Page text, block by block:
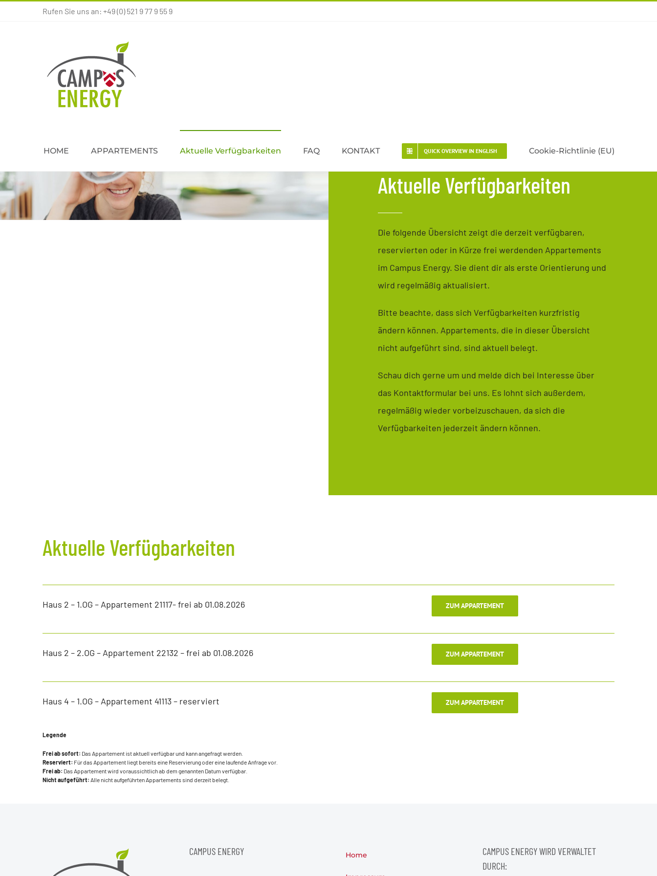
Rufen Sie uns an: +49 (0) 521 9 77 9 55 9
HOME APPARTEMENTS Aktuelle Verfügbarkeiten FAQ KONTAKT QUICK OVERVIEW IN ENGLISH Cookie-Richtlinie (EU)
Aktuelle Verfügbarkeiten
Die folgende Übersicht zeigt die derzeit verfügbaren,
reservierten oder in Kürze frei werdenden Appartements
im Campus Energy. Sie dient dir als erste Orientierung und
wird regelmäßig aktualisiert.
Bitte beachte, dass sich Verfügbarkeiten kurzfristig
ändern können. Appartements, die in dieser Übersicht
nicht aufgeführt sind, sind aktuell belegt.
Schau dich gerne um und melde dich bei Interesse über
das Kontaktformular bei uns. Es lohnt sich außerdem,
regelmäßig wieder vorbeizuschauen, da sich die
Verfügbarkeiten jederzeit ändern können.
Aktuelle Verfügbarkeiten
Haus 2 – 1.OG – Appartement 21117- frei ab 01.08.2026 ZUM APPARTEMENT
Haus 2 – 2.OG – Appartement 22132 – frei ab 01.08.2026 ZUM APPARTEMENT
Haus 4 – 1.OG – Appartement 41113 – reserviert ZUM APPARTEMENT
Legende
Frei ab sofort: Das Appartement ist aktuell verfügbar und kann angefragt werden.
Reserviert: Für das Appartement liegt bereits eine Reservierung oder eine laufende Anfrage vor.
Frei ab: Das Appartement wird voraussichtlich ab dem genannten Datum verfügbar.
Nicht aufgeführt: Alle nicht aufgeführten Appartements sind derzeit belegt.
CAMPUS ENERGY Home
CAMPUS ENERGY WIRD VERWALTET
DURCH: